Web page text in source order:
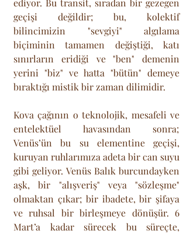
ediyor. Bu transit, sıradan bir gezegen
geçişi değildir; bu, kolektif
bilincimizin "sevgiyi" algılama
biçiminin tamamen değiştiği, katı
sınırların eridiği ve "ben" demenin
yerini "biz" ve hatta "bütün" demeye
bıraktığı mistik bir zaman dilimidir.
Kova çağının o teknolojik, mesafeli ve
entelektüel havasından sonra;
Venüs’ün bu su elementine geçişi,
kuruyan ruhlarımıza adeta bir can suyu
gibi geliyor. Venüs Balık burcundayken
aşk, bir "alışveriş" veya "sözleşme"
olmaktan çıkar; bir ibadete, bir şifaya
ve ruhsal bir birleşmeye dönüşür. 6
Mart’a kadar sürecek bu süreçte,